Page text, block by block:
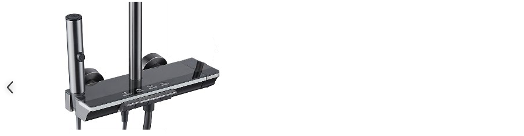
Suporturi si accesorii de baie
Bucatarie
Mobila bucatarie